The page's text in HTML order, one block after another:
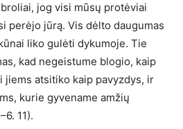
jog visi mūsų protėviai
perėjo jūrą. Vis dėlto daugumas
liko gulėti dykumoje. Tie
kad negeistume blogio, kaip
jiems atsitiko kaip pavyzdys, ir
kurie gyvename amžių
11).